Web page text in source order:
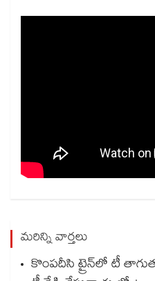
మరిన్ని వార్తలు
కొంపదీసి ట్రైన్⁬లో టీ